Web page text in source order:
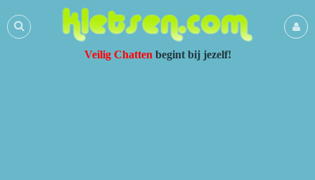
Veilig Chatten begint bij jezelf!